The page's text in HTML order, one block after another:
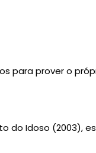
para prover o
do Idoso (2003),